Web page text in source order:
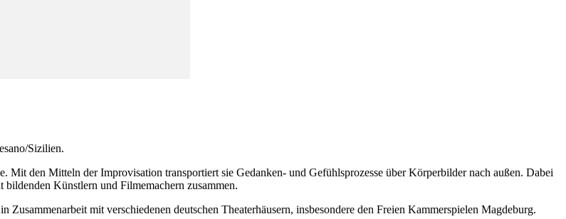
Sizilien.
Mit den Mitteln der Improvisation transportiert sie Gedanken- und Gefühlsprozesse über Körperbilder nach außen. Dabei
Künstlern und Filmemachern zusammen.
mit verschiedenen deutschen Theaterhäusern, insbesondere den Freien Kammerspielen Magdeburg.